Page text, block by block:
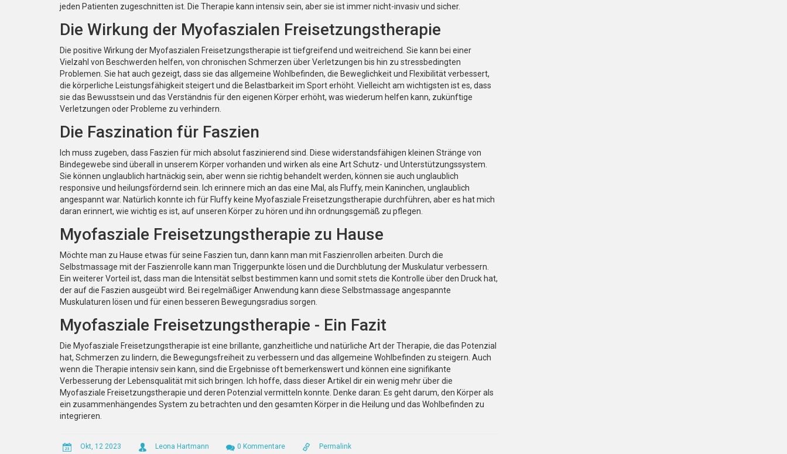
jeden Patienten zugeschnitten ist. Die Therapie kann intensiv sein, aber sie ist immer nicht-invasiv und sicher.
Die Wirkung der Myofaszialen Freisetzungstherapie
Die positive Wirkung der Myofaszialen Freisetzungstherapie ist tiefgreifend und weitreichend. Sie kann bei einer
Vielzahl von Beschwerden helfen, von chronischen Schmerzen über Verletzungen bis hin zu stressbedingten
Problemen. Sie hat auch gezeigt, dass sie das allgemeine Wohlbefinden, die Beweglichkeit und Flexibilität verbessert,
die körperliche Leistungsfähigkeit steigert und die Belastbarkeit im Sport erhöht. Vielleicht am wichtigsten ist es, dass
sie das Bewusstsein und das Verständnis für den eigenen Körper erhöht, was wiederum helfen kann, zukünftige
Verletzungen oder Probleme zu verhindern.
Die Faszination für Faszien
Ich muss zugeben, dass Faszien für mich absolut faszinierend sind. Diese widerstandsfähigen kleinen Stränge von
Bindegewebe sind überall in unserem Körper vorhanden und wirken als eine Art Schutz- und Unterstützungssystem.
Sie können unglaublich hartnäckig sein, aber wenn sie richtig behandelt werden, können sie auch unglaublich
responsive und heilungsfördernd sein. Ich erinnere mich an das eine Mal, als Fluffy, mein Kaninchen, unglaublich
angespannt war. Natürlich konnte ich für Fluffy keine Myofasziale Freisetzungstherapie durchführen, aber es hat mich
daran erinnert, wie wichtig es ist, auf unseren Körper zu hören und ihn ordnungsgemäß zu pflegen.
Myofasziale Freisetzungstherapie zu Hause
Möchte man zu Hause etwas für seine Faszien tun, dann kann man mit Faszienrollen arbeiten. Durch die
Selbstmassage mit der Faszienrolle kann man Triggerpunkte lösen und die Durchblutung der Muskulatur verbessern.
Ein weiterer Vorteil ist, dass man die Intensität selbst bestimmen kann und somit stets die Kontrolle über den Druck hat,
der auf die Faszien ausgeübt wird. Bei regelmäßiger Anwendung kann diese Selbstmassage angespannte
Muskulaturen lösen und für einen besseren Bewegungsradius sorgen.
Myofasziale Freisetzungstherapie - Ein Fazit
Die Myofasziale Freisetzungstherapie ist eine brillante, ganzheitliche und natürliche Art der Therapie, die das Potenzial
hat, Schmerzen zu lindern, die Bewegungsfreiheit zu verbessern und das allgemeine Wohlbefinden zu steigern. Auch
wenn die Therapie intensiv sein kann, sind die Ergebnisse oft bemerkenswert und können eine signifikante
Verbesserung der Lebensqualität mit sich bringen. Ich hoffe, dass dieser Artikel dir ein wenig mehr über die
Myofasziale Freisetzungstherapie und deren Potenzial vermitteln konnte. Denke daran: Es geht darum, den Körper als
ein zusammenhängendes System zu betrachten und den gesamten Körper in die Heilung und das Wohlbefinden zu
integrieren.
Okt, 12 2023 Leona Hartmann 0 Kommentare Permalink